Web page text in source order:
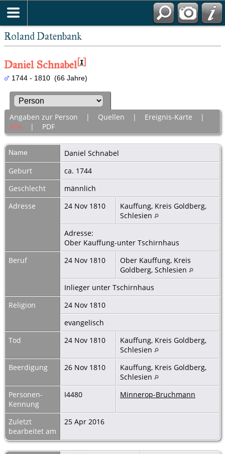
Roland Datenbank
Daniel Schnabel[1]
1744 - 1810 (66 Jahre)
Angaben zur Person | Quellen | Ereignis-Karte |
Alle | PDF
Name Daniel Schnabel
Geburt
ca. 1744
Geschlecht
männlich
Adresse
24 Nov 1810
Kauffung, Kreis Goldberg,
Schlesien
Adresse:
Ober Kauffung-unter Tschirnhaus
Beruf
24 Nov 1810
Ober Kauffung, Kreis
Goldberg, Schlesien
Inlieger unter Tschirnhaus
Religion
24 Nov 1810
evangelisch
Tod
24 Nov 1810
Kauffung, Kreis Goldberg,
Schlesien
Beerdigung
26 Nov 1810
Kauffung, Kreis Goldberg,
Schlesien
Personen-
Kennung
I4480 Minnerop-Bruchmann
Zuletzt
bearbeitet am
25 Apr 2016